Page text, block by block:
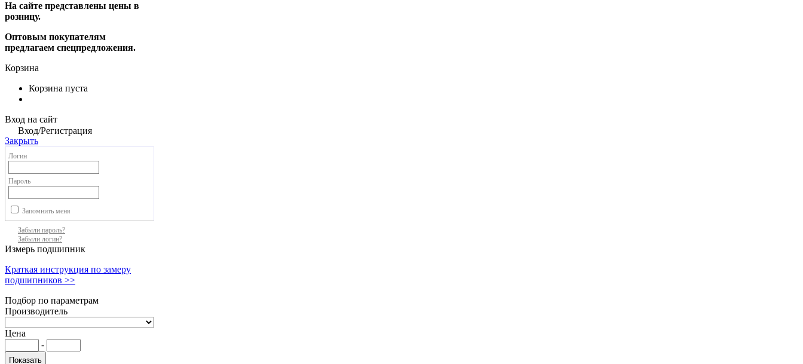
На сайте представлены цены в
розницу.
Оптовым покупателям
предлагаем спецпредложения.
Корзина
Корзина пуста
Вход на сайт
Вход/Регистрация
Закрыть
Логин
Пароль
Запомнить меня
Забыли пароль?
Забыли логин?
Измерь подшипник
Краткая инструкция по замеру
подшипников >>
Подбор по параметрам
Производитель
Цена
-